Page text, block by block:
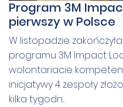
Program 3M
pierwszy w Polsce
W listopadzie
programu 3M Impact
wolontariacie
inicjatywy 4 zespoły
kilka tygodn...